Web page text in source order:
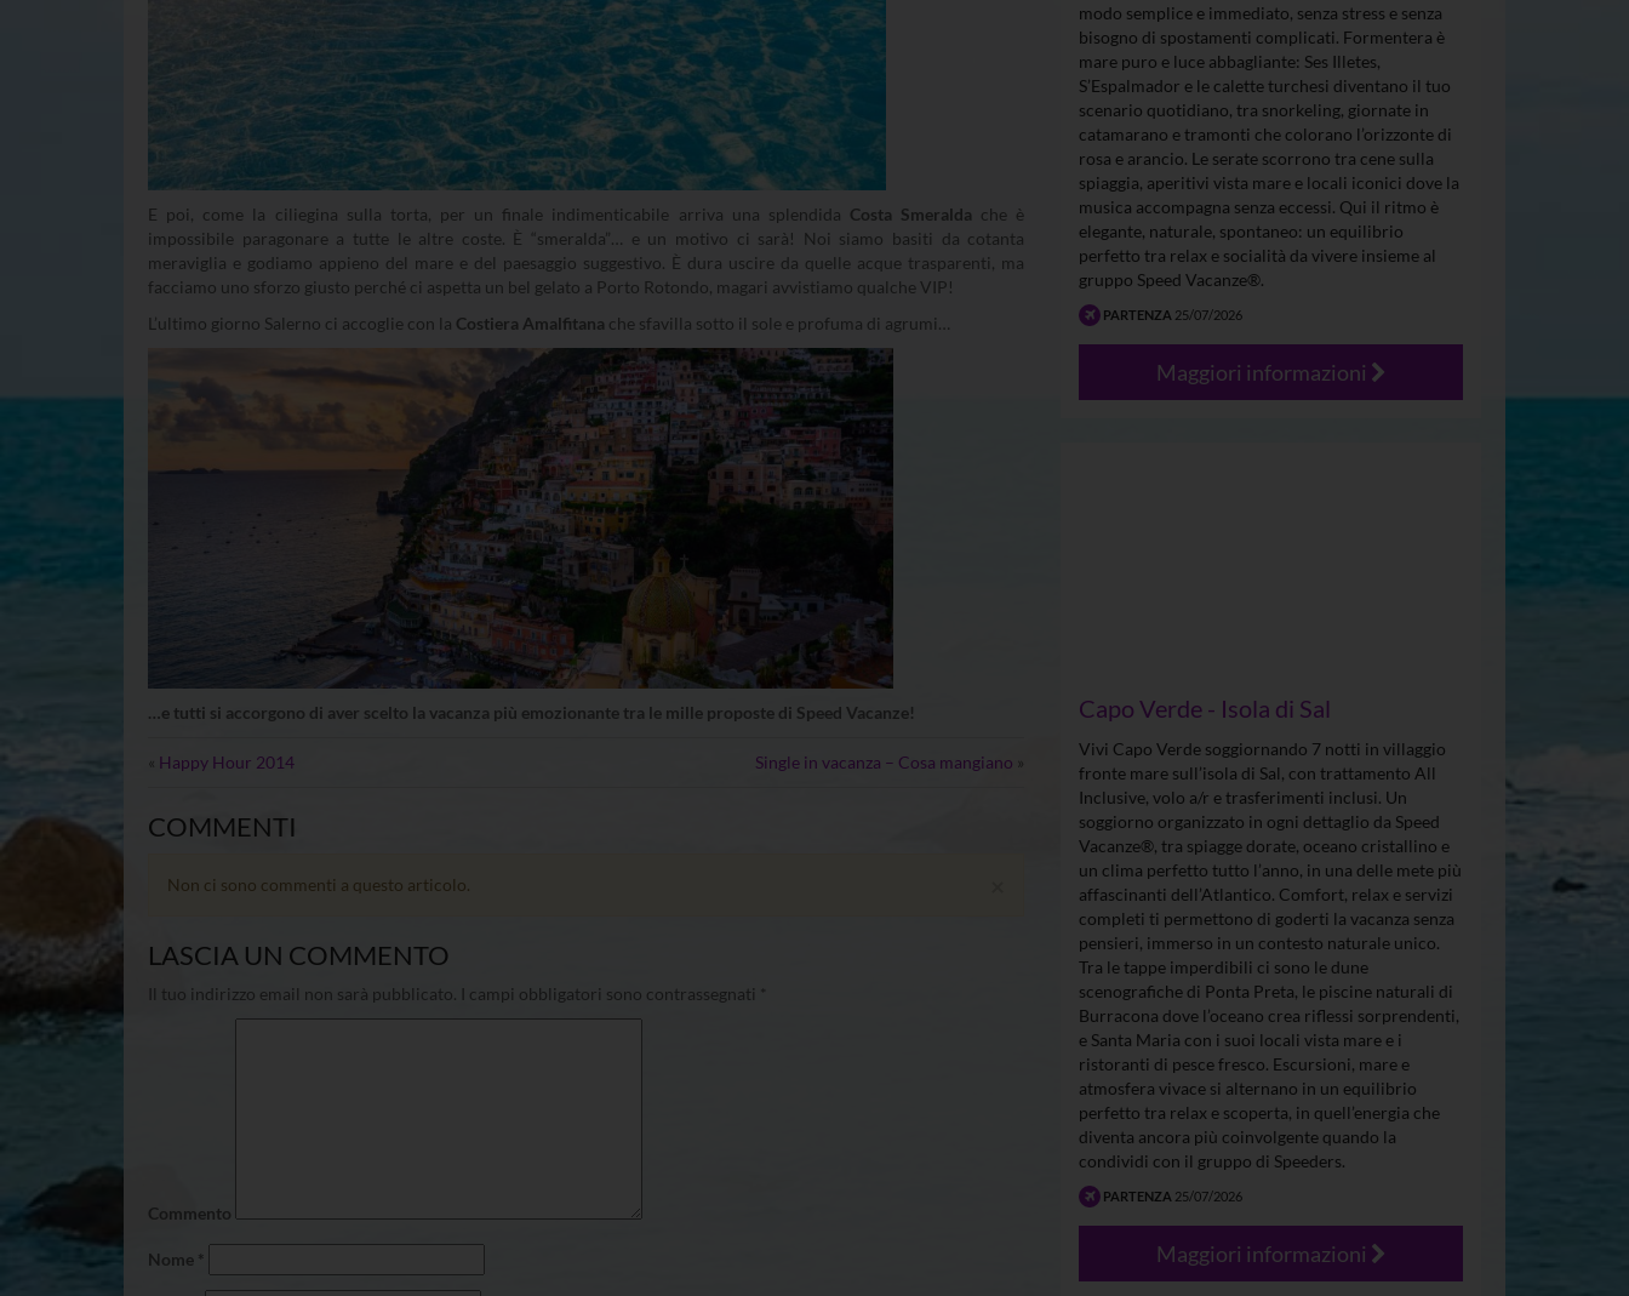
E poi, come la ciliegina sulla torta, per un finale indimenticabile arriva una splendida Costa Smeralda che è
impossibile paragonare a tutte le altre coste. È “smeralda”… e un motivo ci sarà! Noi siamo basiti da cotanta
meraviglia e godiamo appieno del mare e del paesaggio suggestivo. È dura uscire da quelle acque trasparenti, ma
facciamo uno sforzo giusto perché ci aspetta un bel gelato a Porto Rotondo, magari avvistiamo qualche VIP!
L’ultimo giorno Salerno ci accoglie con la Costiera Amalfitana che sfavilla sotto il sole e profuma di agrumi…
…e tutti si accorgono di aver scelto la vacanza più emozionante tra le mille proposte di Speed Vacanze!
« Happy Hour 2014 Single in vacanza – Cosa mangiano »
COMMENTI
Non ci sono commenti a questo articolo.
LASCIA UN COMMENTO
Il tuo indirizzo email non sarà pubblicato. I campi obbligatori sono contrassegnati
Commento
Nome *
modo semplice e immediato, senza stress e senza
bisogno di spostamenti complicati. Formentera è
mare puro e luce abbagliante: Ses Illetes,
S’Espalmador e le calette turchesi diventano il tuo
scenario quotidiano, tra snorkeling, giornate in
catamarano e tramonti che colorano l’orizzonte di
rosa e arancio. Le serate scorrono tra cene sulla
spiaggia, aperitivi vista mare e locali iconici dove la
musica accompagna senza eccessi. Qui il ritmo è
elegante, naturale, spontaneo: un equilibrio
perfetto tra relax e socialità da vivere insieme al
gruppo Speed Vacanze®.
PARTENZA 25/07/2026
Maggiori informazioni
Capo Verde - Isola di Sal
Vivi Capo Verde soggiornando 7 notti in villaggio
fronte mare sull’isola di Sal, con trattamento All
Inclusive, volo a/r e trasferimenti inclusi. Un
soggiorno organizzato in ogni dettaglio da Speed
Vacanze®, tra spiagge dorate, oceano cristallino e
un clima perfetto tutto l’anno, in una delle mete più
affascinanti dell’Atlantico. Comfort, relax e servizi
completi ti permettono di goderti la vacanza senza
pensieri, immerso in un contesto naturale unico.
Tra le tappe imperdibili ci sono le dune
scenografiche di Ponta Preta, le piscine naturali di
Burracona dove l’oceano crea riflessi sorprendenti,
e Santa Maria con i suoi locali vista mare e i
ristoranti di pesce fresco. Escursioni, mare e
atmosfera vivace si alternano in un equilibrio
perfetto tra relax e scoperta, in quell’energia che
diventa ancora più coinvolgente quando la
condividi con il gruppo di Speeders.
PARTENZA 25/07/2026
Maggiori informazioni